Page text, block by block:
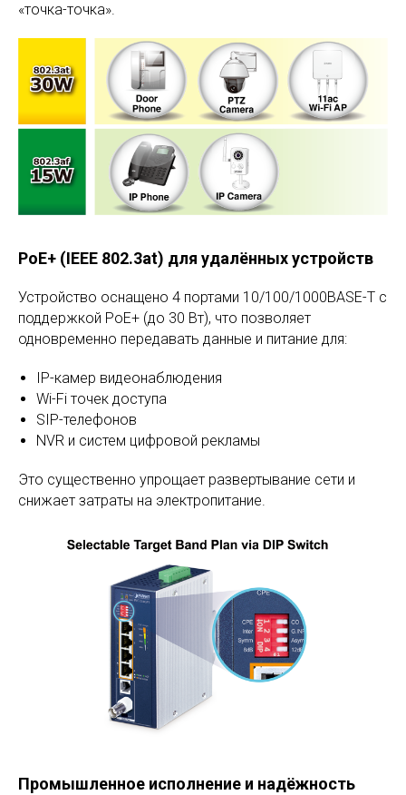
«точка-точка».
PoE+ (IEEE 802.3at) для удалённых устройств
Устройство оснащено 4 портами 10/100/1000BASE-T с
поддержкой PoE+ (до 30 Вт), что позволяет
одновременно передавать данные и питание для:
IP-камер видеонаблюдения
Wi-Fi точек доступа
SIP-телефонов
NVR и систем цифровой рекламы
Это существенно упрощает развертывание сети и
снижает затраты на электропитание.
Промышленное исполнение и надёжность